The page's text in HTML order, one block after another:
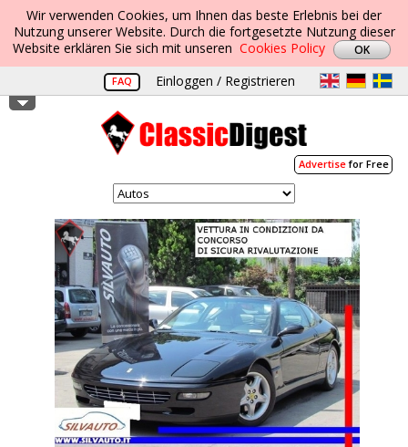
Wir verwenden Cookies, um Ihnen das beste Erlebnis bei der
Nutzung unserer Website. Durch die fortgesetzte Nutzung dieser
Website erklären Sie sich mit unseren Cookies Policy
FAQ Einloggen / Registrieren
Advertisefor Free